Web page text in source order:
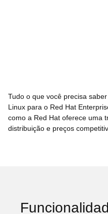
Tudo o que você precisa
Linux para o Red Hat
como a Red Hat oferece uma
distribuição e preços